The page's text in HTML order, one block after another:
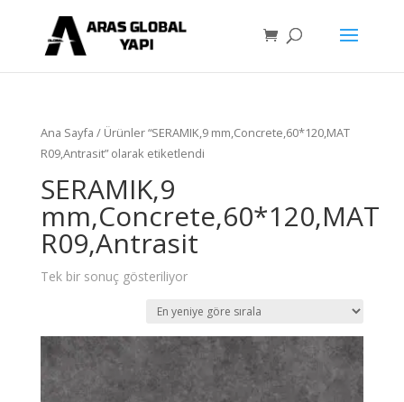
Ana Sayfa / Ürünler “SERAMIK,9 mm,Concrete,60*120,MAT
R09,Antrasit” olarak etiketlendi
SERAMIK,9
mm,Concrete,60*120,MAT
R09,Antrasit
Tek bir sonuç gösteriliyor